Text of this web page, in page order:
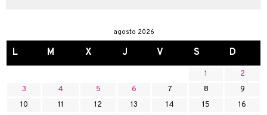
agosto 2026
L M X J V S D
1
2
3
4 5 6 7 8
9
10
11 12 13 14 15
16